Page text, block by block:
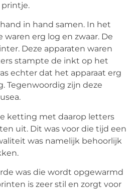
in hand samen. In het
erg log en zwaar. De
Deze apparaten waren
stampte de inkt op het
echter dat het apparaat erg
Tegenwoordig zijn deze
ketting met daarop letters
uit. Dit was voor die tijd een
was namelijk behoorlijk
was die wordt opgewarmd
is zeer stil en zorgt voor